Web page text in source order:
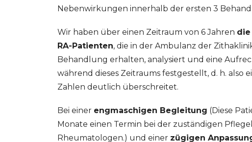
Nebenwirkungen innerhalb der ersten 3
Wir haben über einen Zeitraum von 6 Jahren
RA-Patienten, die in der Ambulanz der
Behandlung erhalten, analysiert und eine
während dieses Zeitraums festgestellt, d. h. also
Zahlen deutlich überschreitet.
Bei einer engmaschigen Begleitung (Diese
Monate einen Termin bei der zuständigen
Rheumatologen.) und einer zügigen